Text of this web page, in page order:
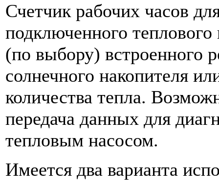
Счетчик рабочих часов
подключенного
(по выбору) встроенного
солнечного накопителя
количества тепла.
передача данных для
тепловым насосом.
Имеется два варианта